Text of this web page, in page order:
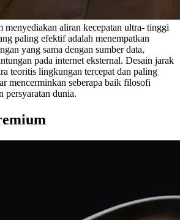
menyediakan aliran kecepatan ultra- tinggi
paling efektif adalah menempatkan
yang sama dengan sumber data,
pada internet eksternal. Desain jarak
teoritis lingkungan tercepat dan paling
mencerminkan seberapa baik filosofi
persyaratan dunia.